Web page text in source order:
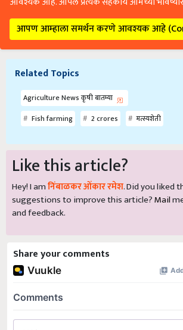
आपण आम्हाला समर्थन करणे आवश्यक आहे
Related Topics
Agriculture News कृषी बातम्या
Fish farming
2 crores मत्स्यशेती
Like this article?
Hey! I amनिंबाळकर ओंकार रमेश. Did you liked
suggestions to improve this article?Mail
and feedback.
Share your comments